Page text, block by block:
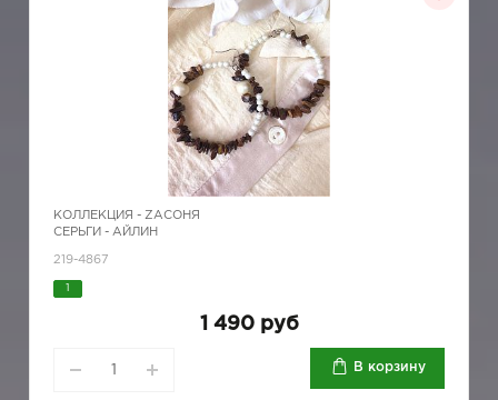
КОЛЛЕКЦИЯ - ZAСОНЯ
СЕРЬГИ - АЙЛИН
219-4867
1 490 руб
В корзину